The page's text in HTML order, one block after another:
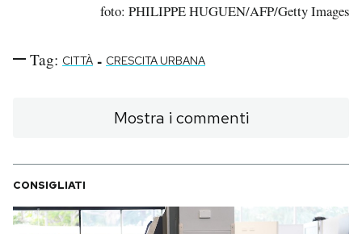
foto: PHILIPPE HUGUEN/AFP/Getty Images
Tag: CITTÀ - CRESCITA URBANA
Mostra i commenti
CONSIGLIATI